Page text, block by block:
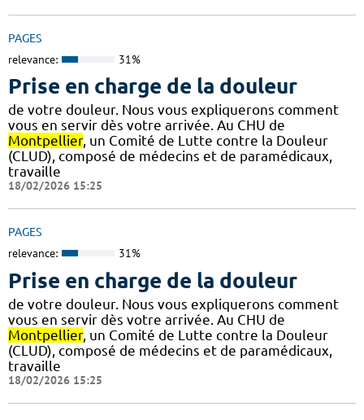
PAGES
relevance: 31%
Prise en charge de la douleur
de votre douleur. Nous vous expliquerons comment
vous en servir dès votre arrivée. Au CHU de
Montpellier, un Comité de Lutte contre la Douleur
(CLUD), composé de médecins et de paramédicaux,
travaille
18/02/2026 15:25
PAGES
relevance: 31%
Prise en charge de la douleur
de votre douleur. Nous vous expliquerons comment
vous en servir dès votre arrivée. Au CHU de
Montpellier, un Comité de Lutte contre la Douleur
(CLUD), composé de médecins et de paramédicaux,
travaille
18/02/2026 15:25